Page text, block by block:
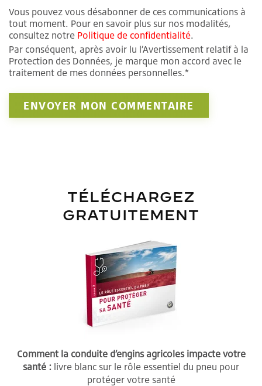
Vous pouvez vous désabonner de ces communications à
tout moment. Pour en savoir plus sur nos modalités,
consultez notre Politique de confidentialité.
Par conséquent, après avoir lu l’Avertissement relatif à la
Protection des Données, je marque mon accord avec le
traitement de mes données personnelles.*
TÉLÉCHARGEZ
GRATUITEMENT
Comment la conduite d’engins agricoles impacte votre
santé : livre blanc sur le rôle essentiel du pneu pour
protéger votre santé